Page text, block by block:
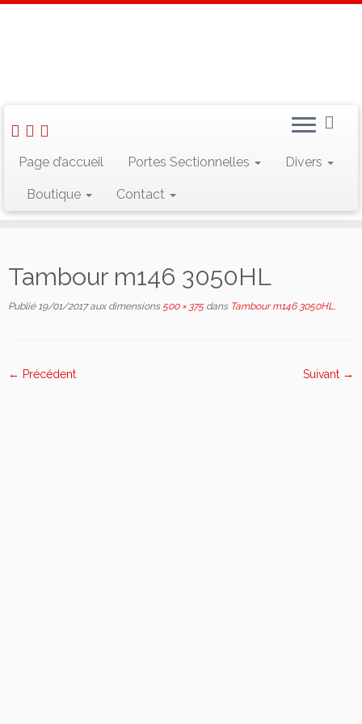
content
Page d’accueil Portes Sectionnelles Divers
Boutique Contact
Rechercher :
Suivez-nous sur Facebook
Tambour m146 3050HL
Publié 19/01/2017aux dimensions500 × 375dansTambour m146 3050HL.
← Précédent Suivant →